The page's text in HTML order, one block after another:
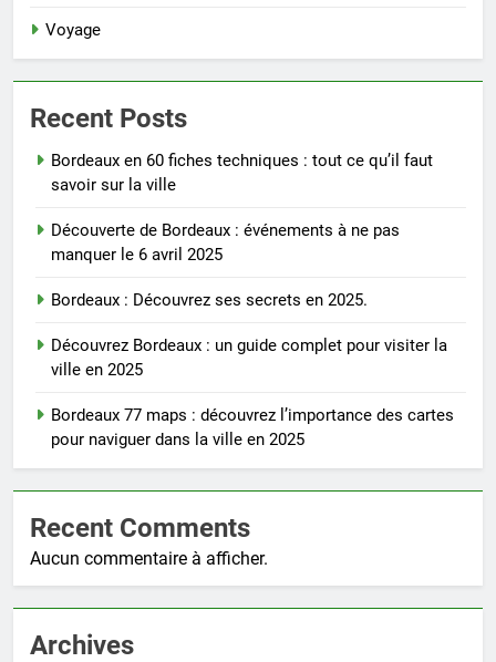
Voyage
Recent Posts
Bordeaux en 60 fiches techniques : tout ce qu’il faut
savoir sur la ville
Découverte de Bordeaux : événements à ne pas
manquer le 6 avril 2025
Bordeaux : Découvrez ses secrets en 2025.
Découvrez Bordeaux : un guide complet pour visiter la
ville en 2025
Bordeaux 77 maps : découvrez l’importance des cartes
pour naviguer dans la ville en 2025
Recent Comments
Aucun commentaire à afficher.
Archives